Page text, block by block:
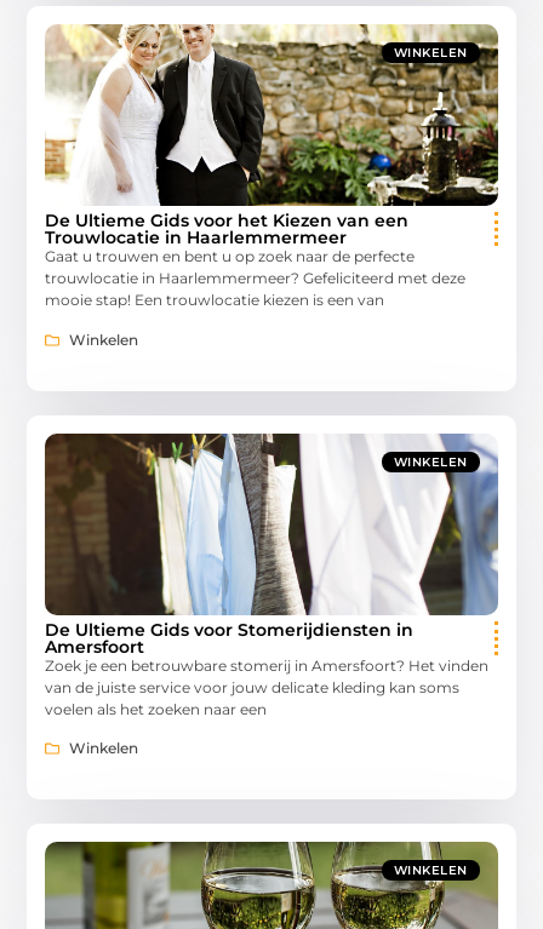
WINKELEN
De Ultieme Gids voor het Kiezen van een
Trouwlocatie in Haarlemmermeer
Gaat u trouwen en bent u op zoek naar de perfecte
trouwlocatie in Haarlemmermeer? Gefeliciteerd met deze
mooie stap! Een trouwlocatie kiezen is een van
Winkelen
WINKELEN
De Ultieme Gids voor Stomerijdiensten in
Amersfoort
Zoek je een betrouwbare stomerij in Amersfoort? Het vinden
van de juiste service voor jouw delicate kleding kan soms
voelen als het zoeken naar een
Winkelen
WINKELEN